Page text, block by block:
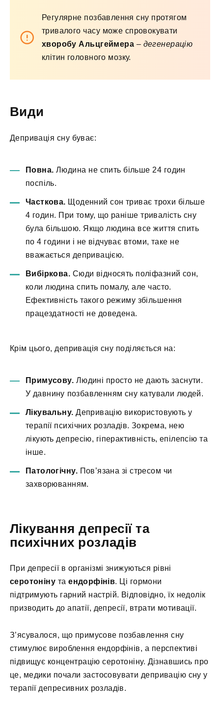
Регулярне позбавлення сну протягом
тривалого часу може спровокувати
хворобу Альцгеймера – дегенерацію
клітин головного мозку.
Види
Депривація сну буває:
Повна. Людина не спить більше 24 годин
поспіль.
Часткова. Щоденний сон триває трохи більше
4 годин. При тому, що раніше тривалість сну
була більшою. Якщо людина все життя спить
по 4 години і не відчуває втоми, таке не
вважається депривацією.
Вибіркова. Сюди відносять поліфазний сон,
коли людина спить помалу, але часто.
Ефективність такого режиму збільшення
працездатності не доведена.
Крім цього, депривація сну поділяється на:
Примусову. Людині просто не дають заснути.
У давнину позбавленням сну катували людей.
Лікувальну. Депривацію використовують у
терапії психічних розладів. Зокрема, нею
лікують депресію, гіперактивність, епілепсію та
інше.
Патологічну.Пов’язана зі стресом чи
захворюванням.
Лікування депресії та
психічних розладів
При депресії в організмі знижуються рівні
серотоніну таендорфінів. Ці гормони
підтримують гарний настрій. Відповідно, їх недолік
призводить до апатії, депресії, втрати мотивації.
З’ясувалося, що примусове позбавлення сну
стимулює вироблення ендорфінів, а перспективі
підвищує концентрацію серотоніну. Дізнавшись про
це, медики почали застосовувати депривацію сну у
терапії депресивних розладів.